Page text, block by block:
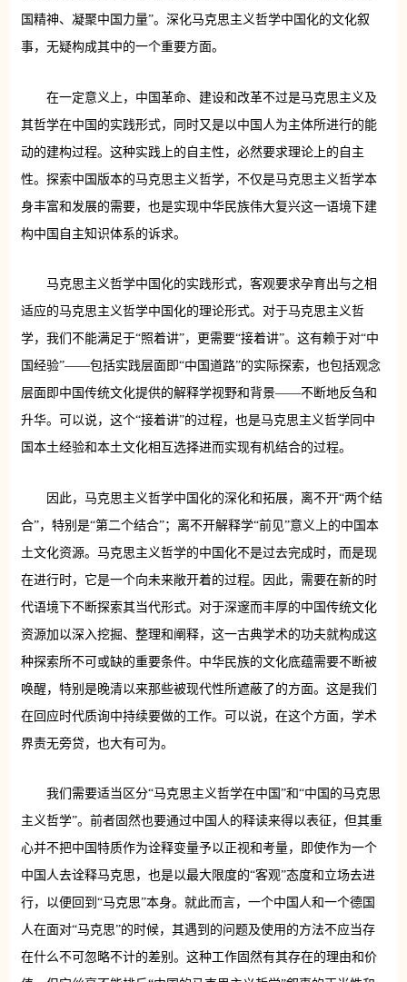
国精神、凝聚中国力量”。深化马克思主义哲学中国化的文化叙
事，无疑构成其中的一个重要方面。
在一定意义上，中国革命、建设和改革不过是马克思主义及
其哲学在中国的实践形式，同时又是以中国人为主体所进行的能
动的建构过程。这种实践上的自主性，必然要求理论上的自主
性。探索中国版本的马克思主义哲学，不仅是马克思主义哲学本
身丰富和发展的需要，也是实现中华民族伟大复兴这一语境下建
构中国自主知识体系的诉求。
马克思主义哲学中国化的实践形式，客观要求孕育出与之相
适应的马克思主义哲学中国化的理论形式。对于马克思主义哲
学，我们不能满足于“照着讲”，更需要“接着讲”。这有赖于对“中
国经验”——包括实践层面即“中国道路”的实际探索，也包括观念
层面即中国传统文化提供的解释学视野和背景——不断地反刍和
升华。可以说，这个“接着讲”的过程，也是马克思主义哲学同中
国本土经验和本土文化相互选择进而实现有机结合的过程。
因此，马克思主义哲学中国化的深化和拓展，离不开“两个结
合”，特别是“第二个结合”；离不开解释学“前见”意义上的中国本
土文化资源。马克思主义哲学的中国化不是过去完成时，而是现
在进行时，它是一个向未来敞开着的过程。因此，需要在新的时
代语境下不断探索其当代形式。对于深邃而丰厚的中国传统文化
资源加以深入挖掘、整理和阐释，这一古典学术的功夫就构成这
种探索所不可或缺的重要条件。中华民族的文化底蕴需要不断被
唤醒，特别是晚清以来那些被现代性所遮蔽了的方面。这是我们
在回应时代质询中持续要做的工作。可以说，在这个方面，学术
界责无旁贷，也大有可为。
我们需要适当区分“马克思主义哲学在中国”和“中国的马克思
主义哲学”。前者固然也要通过中国人的释读来得以表征，但其重
心并不把中国特质作为诠释变量予以正视和考量，即使作为一个
中国人去诠释马克思，也是以最大限度的“客观”态度和立场去进
行，以便回到“马克思”本身。就此而言，一个中国人和一个德国
人在面对“马克思”的时候，其遇到的问题及使用的方法不应当存
在什么不可忽略不计的差别。这种工作固然有其存在的理由和价